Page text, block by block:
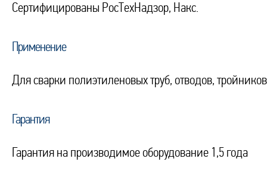
Сертифицированы РосТехНадзор, Накс.
Применение
Для сварки полиэтиленовых труб, отводов,
Гарантия
Гарантия на производимое оборудование 1,5 года